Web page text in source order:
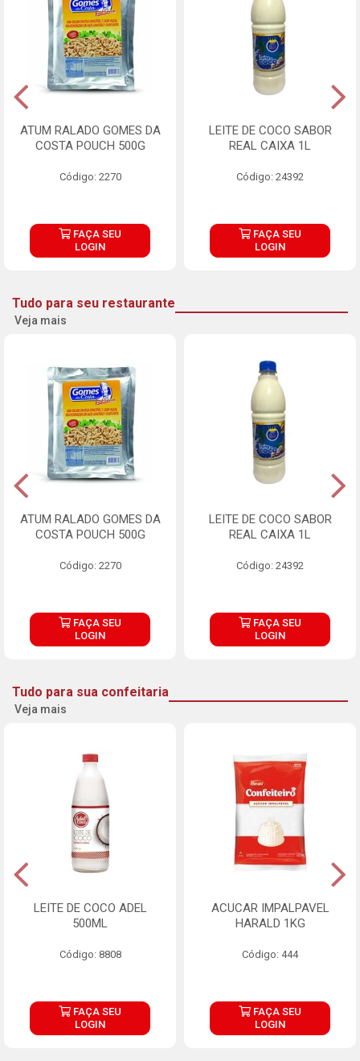
ATUM RALADO GOMES DA
COSTA POUCH 500G
Código: 2270
FAÇA SEU
LOGIN
LEITE DE COCO SABOR
REAL CAIXA 1L
Código: 24392
FAÇA SEU
LOGIN
Tudo para seu restaurante
Veja mais
ATUM RALADO GOMES DA
COSTA POUCH 500G
Código: 2270
FAÇA SEU
LOGIN
LEITE DE COCO SABOR
REAL CAIXA 1L
Código: 24392
FAÇA SEU
LOGIN
Tudo para sua confeitaria
Veja mais
LEITE DE COCO ADEL
500ML
Código: 8808
FAÇA SEU
LOGIN
ACUCAR IMPALPAVEL
HARALD 1KG
Código: 444
FAÇA SEU
LOGIN